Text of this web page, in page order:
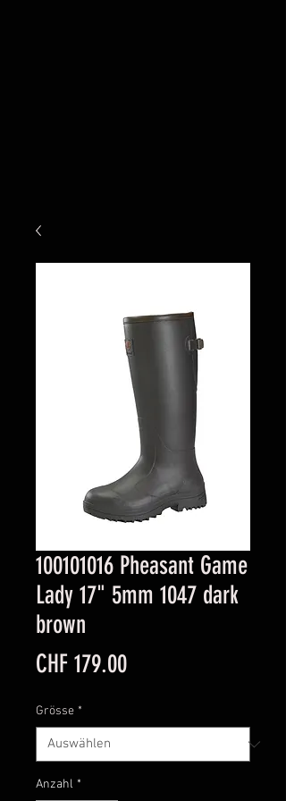
100101016 Pheasant Game
Lady 17" 5mm 1047 dark
brown
CHF 179.00Preis
Grösse *
Anzahl *